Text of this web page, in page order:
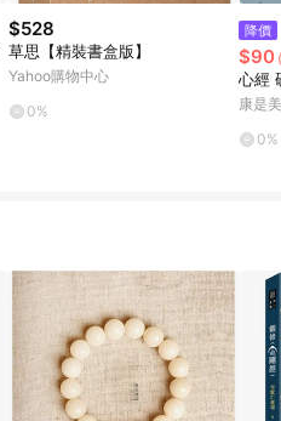
$528
草思【精裝書盒版】
Yahoo購物中心
0%
降價
$90
心經
康是
0%